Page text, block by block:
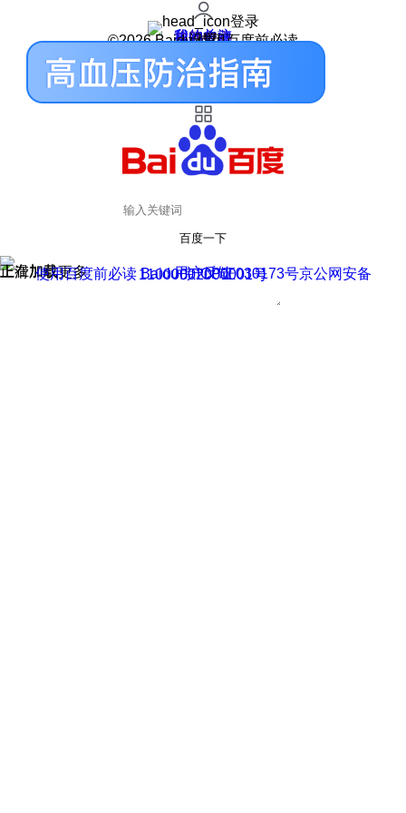
登录
我的关注
我的收藏
皮肤中心
用户反馈
设置
©2026 Baidu 使用百度前必读
百度一下
正在加载
上滑加载更多 用户反馈
使用百度前必读 Baidu 京ICP证030173号
京公网安备11000002000001号